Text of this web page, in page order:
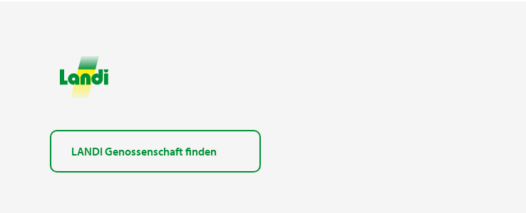
LANDI Genossenschaft finden